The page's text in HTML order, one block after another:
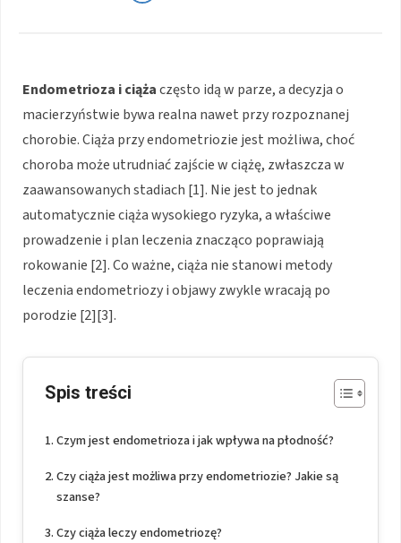
Endometrioza i ciążaczęsto idą w parze, a decyzja o
macierzyństwie bywa realna nawet przy rozpoznanej
chorobie. Ciąża przy endometriozie jest możliwa, choć
choroba może utrudniać zajście w ciążę, zwłaszcza w
zaawansowanych stadiach [1]. Nie jest to jednak
automatycznie ciąża wysokiego ryzyka, a właściwe
prowadzenie i plan leczenia znacząco poprawiają
rokowanie [2]. Co ważne, ciąża nie stanowi metody
leczenia endometriozy i objawy zwykle wracają po
porodzie [2][3].
Spis treści
Czym jest endometrioza i jak wpływa na płodność?
Czy ciąża jest możliwa przy endometriozie? Jakie są
szanse?
Czy ciąża leczy endometriozę?